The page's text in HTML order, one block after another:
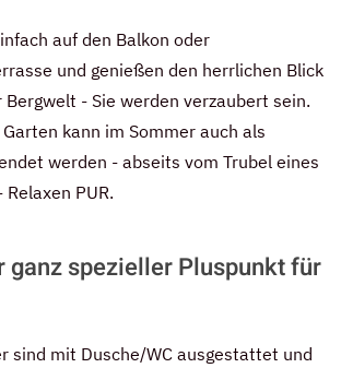
auf den Balkon oder
und genießen den herrlichen Blick
- Sie werden verzaubert sein.
kann im Sommer auch als
werden - abseits vom Trubel eines
PUR.
ganz spezieller Pluspunkt für
sind mit Dusche/WC ausgestattet und